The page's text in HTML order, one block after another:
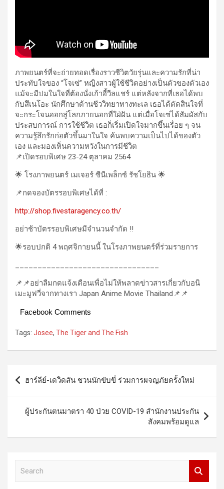
ภาพยนตร์ที่จะถ่ายทอดเรื่องราวชีวิตวัยรุ่นและความรักที่น่า
ประทับใจของ “โจเซ่” หญิงสาวผู้ใช้ชีวิตอย่างเป็นตัวของตัวเอง
แม้จะมีปมในใจที่ต้องนั่งเก้าอี้วีลแชร์ แต่หลังจากที่เธอได้พบ
กับสึเนโอะ นักศึกษาด้านชีววิทยาทางทะเล เธอได้ตัดสินใจที่
จะกระโจนออกสู่โลกภายนอกที่ใฝ่ฝัน แต่เมื่อโจเซ่ได้สัมผัสกับ
ประสบการณ์ การใช้ชีวิต เธอก็เริ่มเปิดใจมากขึ้นเรื่อย ๆ จน
ความรู้สึกรักก่อตัวขึ้นมาในใจ ค้นพบความเป็นไปได้ของตัว
เอง และมองเห็นความหวังในการมีชีวิต
📌เปิดรอบพิเศษ 23-24 ตุลาคม 2564
🌟 โรงภาพยนตร์ เมเจอร์ ซีนีเพล็กซ์ รัชโยธิน 🌟
📌กดจองบัตรรอบพิเศษได้ที่ :
http://shop.fivestaragency.co.th/
อย่าช้าบัตรรอบพิเศษมีจำนวนจำกัด ‼️
🌟รอบปกติ 4 พฤศจิกายนนี้ ในโรงภาพยนตร์ที่ร่วมรายการ
📌📌อย่าลืมกดแจ้งเตือนเพื่อไม่ให้พลาดข่าวสารเกี่ยวกับอนิ
เมะมูฟวี่จากทางเรา Japan Anime Movie Thailand📌📌
Facebook Comments
Tags: Josee, The Tiger and The Fish
Post
navigation
ฮาร์ลีย์-เดวิดสัน ชวนนักขับขี่ ร่วมการผจญภัยครั้งใหม่
ผู้ประกันตนมาตรา 40 ป่วย COVID-19 สำนักงานประกัน
สังคมพร้อมดูแล